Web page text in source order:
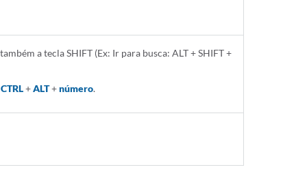
a tecla SHIFT (Ex: Ir para busca: ALT + SHIFT +
CTRL+ALT+número.